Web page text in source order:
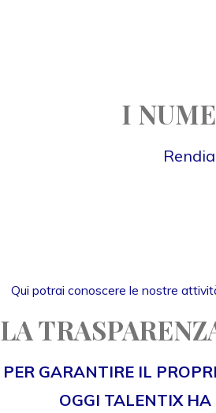
I
Qui potrai conoscere le nostre
LA
PER GARANTIRE IL
OGGI TALENTIX